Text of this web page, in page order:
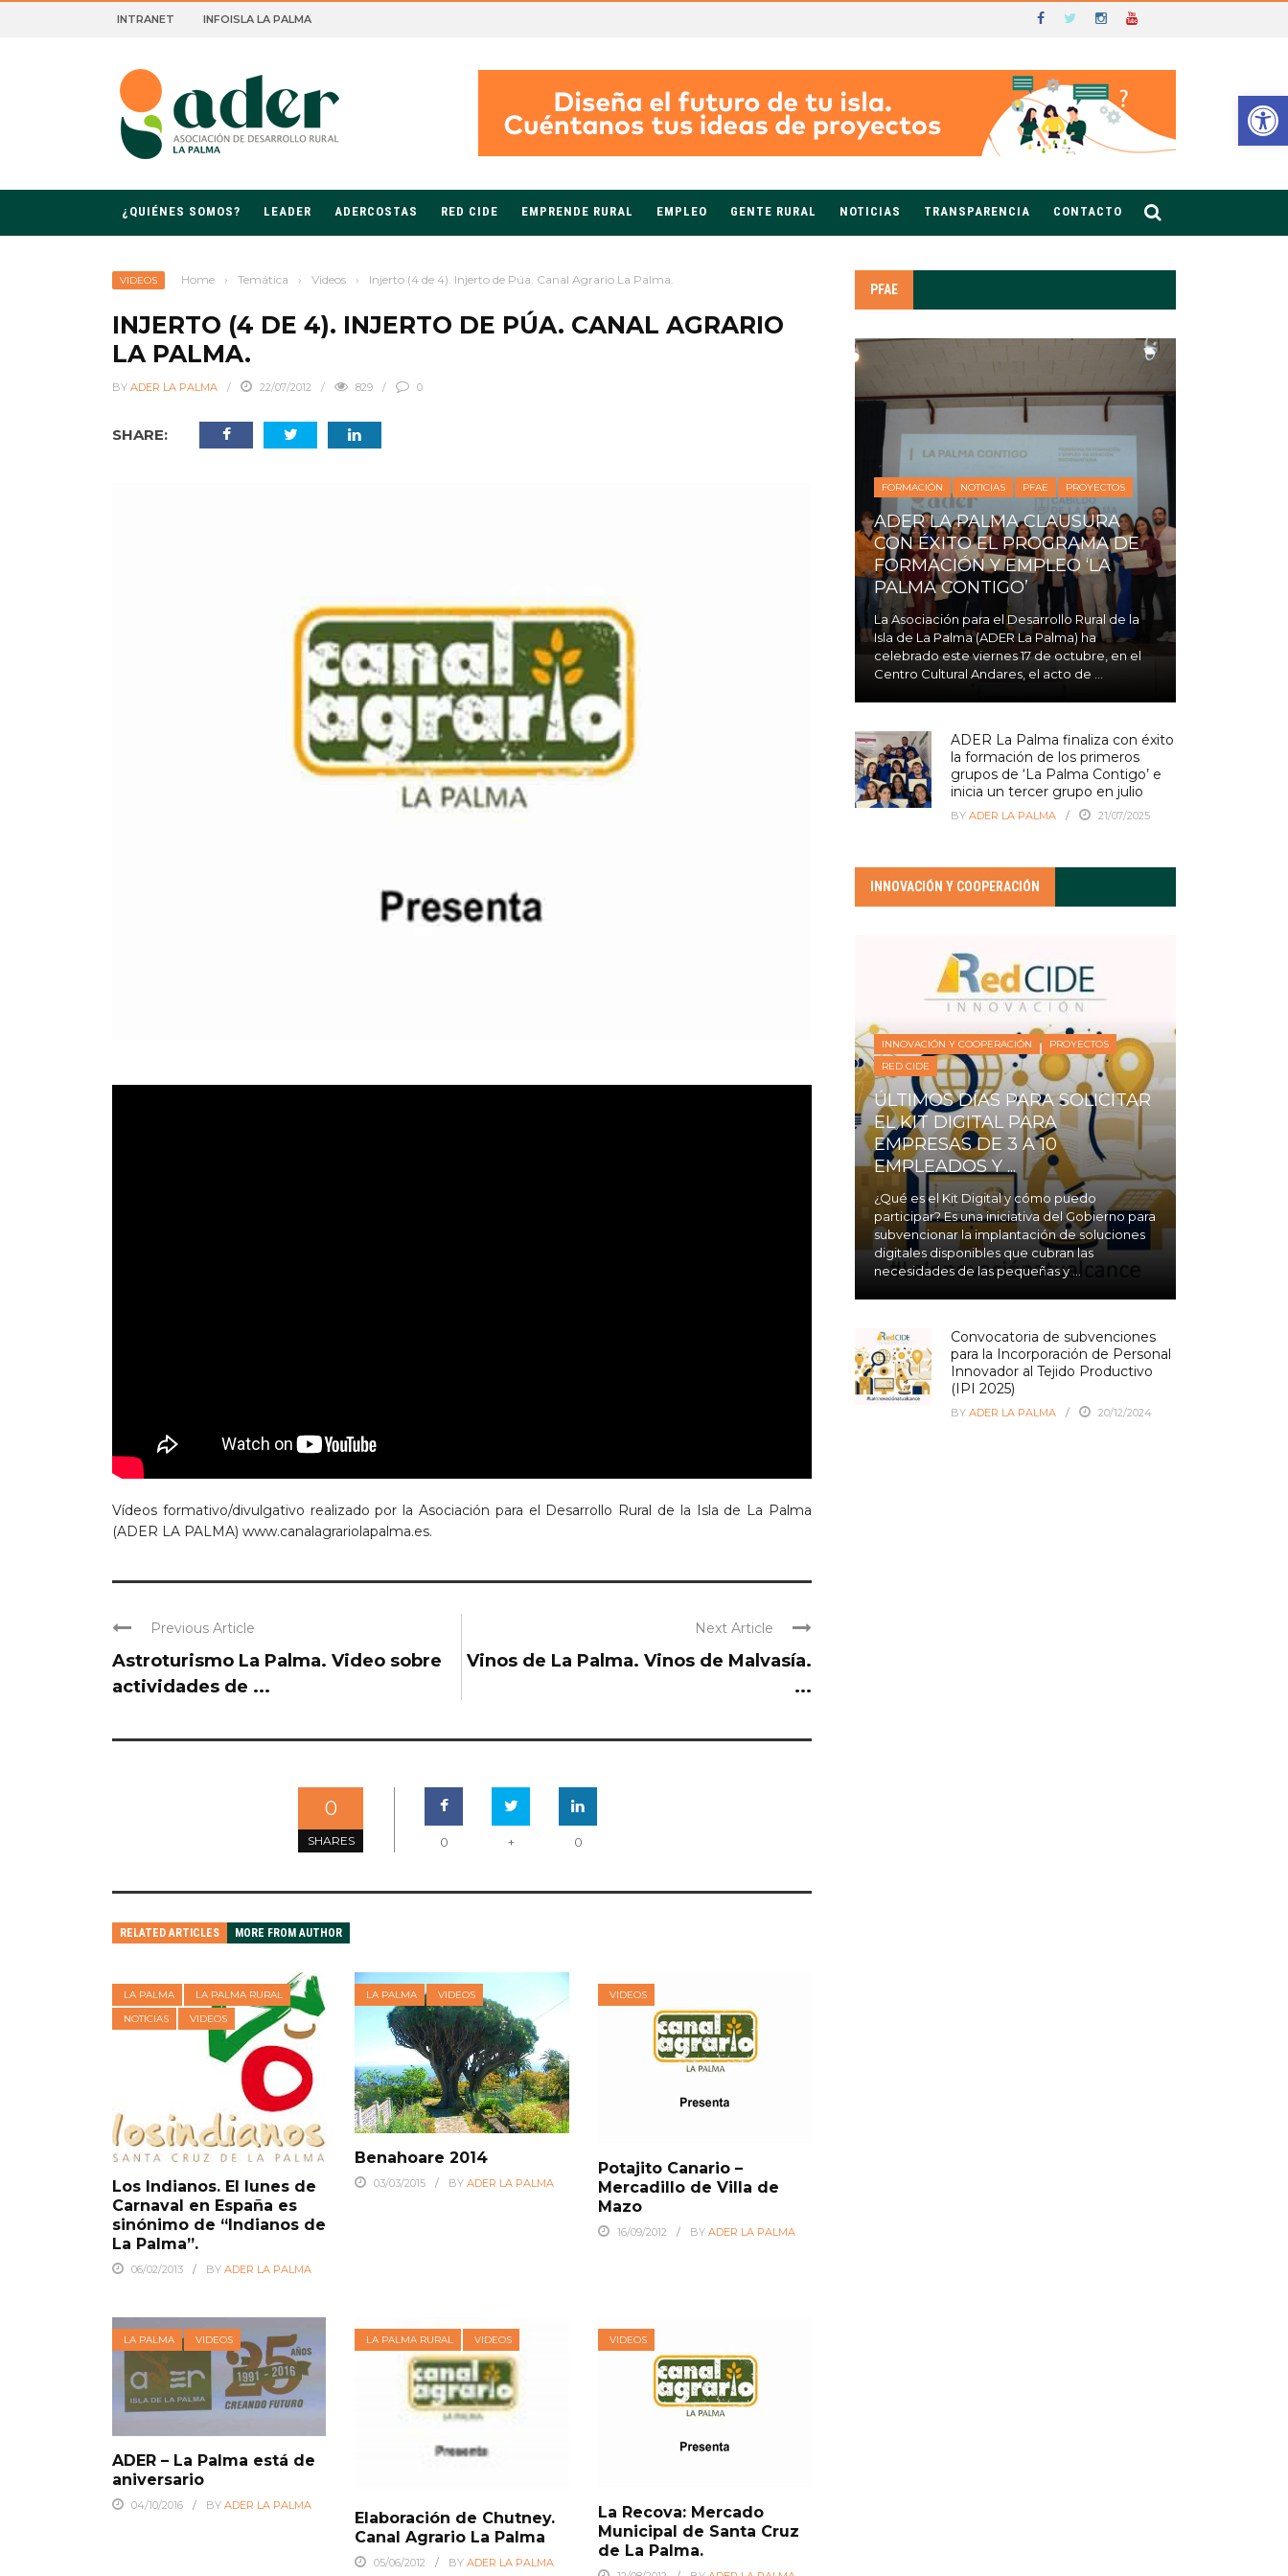
RURAL DE LA PALMA
INTRANET INFOISLA LA PALMA
¿QUIÉNES SOMOS? LEADER ADERCOSTAS RED CIDE EMPRENDE RURAL EMPLEO GENTE RURAL NOTICIAS TRANSPARENCIA CONTACTO
VIDEOS Home › Temática › Videos › Injerto (4 de 4). Injerto de Púa. Canal Agrario La Palma.
INJERTO (4 DE 4). INJERTO DE PÚA. CANAL AGRARIO
LA PALMA.
BY ADER LA PALMA 22/07/2012 829 0
SHARE:
Vídeos formativo/divulgativo realizado por la Asociación para el Desarrollo Rural de la Isla de La Palma
(ADER LA PALMA) www.canalagrariolapalma.es.
Previous Article
Astroturismo La Palma. Video sobre
actividades de ...
Next Article
Vinos de La Palma. Vinos de Malvasía.
...
0
SHARES 0 + 0
RELATED ARTICLES MORE FROM AUTHOR
LA PALMA
LA PALMA RURAL
NOTICIAS
VIDEOS
Los Indianos. El lunes de
Carnaval en España es
sinónimo de “Indianos de
La Palma”.
06/02/2013 BY ADER LA PALMA
LA PALMA VIDEOS
Benahoare 2014
03/03/2015 BYADER LA PALMA
VIDEOS
Potajito Canario –
Mercadillo de Villa de
Mazo
16/09/2012 BY ADER LA PALMA
LA PALMA VIDEOS
ADER – La Palma está de
aniversario
04/10/2016 BY ADER LA PALMA
LA PALMA RURAL VIDEOS
Elaboración de Chutney.
Canal Agrario La Palma
05/06/2012 BYADER LA PALMA
VIDEOS
La Recova: Mercado
Municipal de Santa Cruz
de La Palma.
PFAE
FORMACIÓN NOTICIAS PFAE PROYECTOS
ADER LA PALMA CLAUSURA
CON ÉXITO EL PROGRAMA DE
FORMACIÓN Y EMPLEO ‘LA
PALMA CONTIGO’
La Asociación para el Desarrollo Rural de la
Isla de La Palma (ADER La Palma) ha
celebrado este viernes 17 de octubre, en el
Centro Cultural Andares, el acto de ...
ADER La Palma finaliza con éxito
la formación de los primeros
grupos de ‘La Palma Contigo’ e
inicia un tercer grupo en julio
BY ADER LA PALMA 21/07/2025
INNOVACIÓN Y COOPERACIÓN
INNOVACIÓN Y COOPERACIÓN
PROYECTOS
RED CIDE
ÚLTIMOS DÍAS PARA SOLICITAR
EL KIT DIGITAL PARA
EMPRESAS DE 3 A 10
EMPLEADOS Y ...
¿Qué es el Kit Digital y cómo puedo
participar? Es una iniciativa del Gobierno para
subvencionar la implantación de soluciones
digitales disponibles que cubran las
necesidades de las pequeñas y ...
Convocatoria de subvenciones
para la Incorporación de Personal
Innovador al Tejido Productivo
(IPI 2025)
BY ADER LA PALMA 20/12/2024